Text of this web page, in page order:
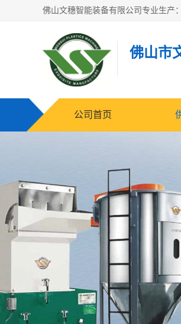
佛山市
公司首页